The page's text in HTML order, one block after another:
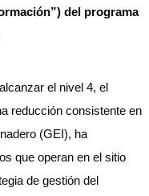
del programa
el nivel 4, el
reducción consistente en
(GEI), ha
que operan en el sitio
de gestión del